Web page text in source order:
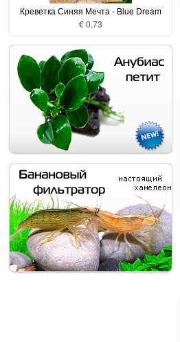
Креветка Синяя Мечта - Blue Dream
€ 0,73